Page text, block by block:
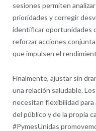
sesiones permiten
prioridades y corregir
identificar oportunidades
reforzar acciones
que impulsen el
Finalmente, ajustar sin
una relación saludable.
necesitan flexibilidad para
del público y de la propia
#PymesUnidas